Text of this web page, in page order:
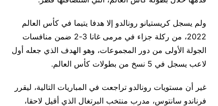
ولم يسجل كريستيانو رونالدو إلا هدفا يتيما في كأس العالم
2022، من ركلة جزاء في مرمى غانا 3-2 ضمن منافسات
الجولة الأولى من دور المجموعات، وهو الهدف الذي جعله أول
لاعب يسجل في 5 نسخ من بطولات كأس العالم.
غير أن مستويات رونالدو تراجعت في المباريات التالية، ليقرر
فرناندو سانتوس، مدرب منتخب البرتغال الذي أقيل لاحقا،